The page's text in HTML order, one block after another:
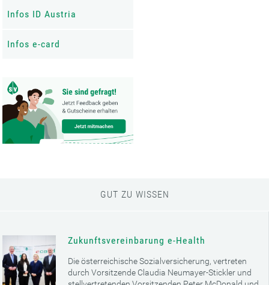
Infos ID Austria
Infos e-card
GUT ZU WISSEN
Zukunftsvereinbarung e-Health
Die österreichische Sozialversicherung, vertreten
durch Vorsitzende Claudia Neumayer-Stickler und